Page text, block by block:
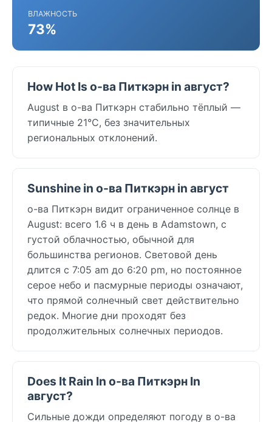
ВЛАЖНОСТЬ
73%
How Hot Is о-ва Питкэрн in август?
August в о-ва Питкэрн стабильно тёплый —
типичные 21°C, без значительных
региональных отклонений.
Sunshine in о-ва Питкэрн in август
о-ва Питкэрн видит ограниченное солнце в
August: всего 1.6 ч в день в Adamstown, с
густой облачностью, обычной для
большинства регионов. Световой день
длится с 7:05 am до 6:20 pm, но постоянное
серое небо и пасмурные периоды означают,
что прямой солнечный свет действительно
редок. Многие дни проходят без
продолжительных солнечных периодов.
Does It Rain In о-ва Питкэрн In
август?
Сильные дожди определяют погоду в о-ва